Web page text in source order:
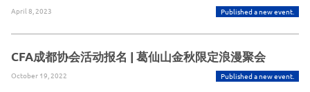
April 8, 2023 Published a new event.
CFA成都协会活动报名 | 葛仙山金秋限定浪漫聚会
October 19, 2022 Published a new event.